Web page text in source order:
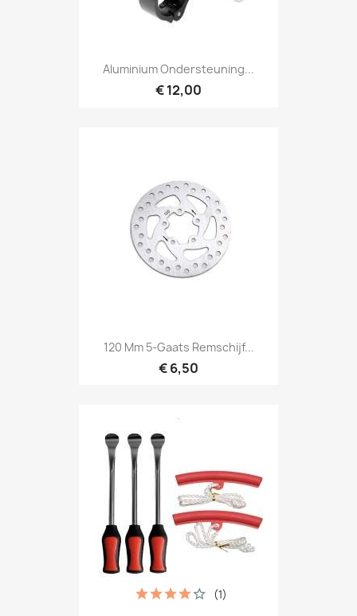
Aluminium Ondersteuning...
€ 12,00
120 Mm 5-Gaats Remschijf...
€ 6,50
(1)